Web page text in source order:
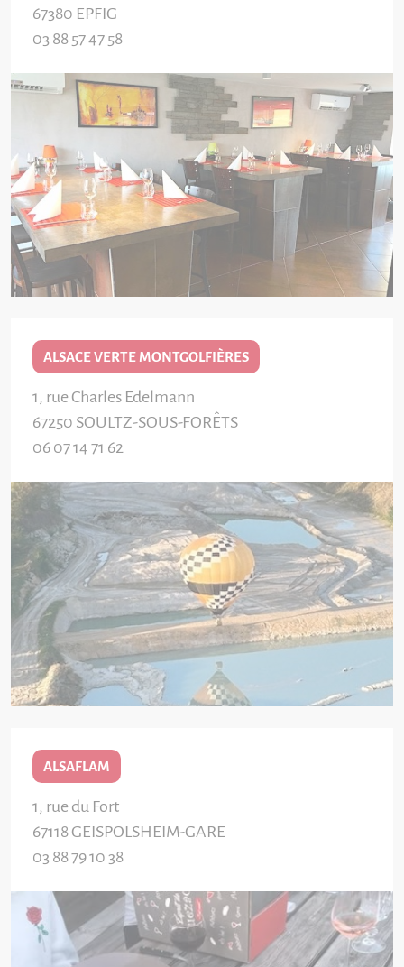
67380 EPFIG
03 88 57 47 58
ALSACE VERTE MONTGOLFIÈRES
1, rue Charles Edelmann
67250 SOULTZ-SOUS-FORÊTS
06 07 14 71 62
ALSAFLAM
1, rue du Fort
67118 GEISPOLSHEIM-GARE
03 88 79 10 38